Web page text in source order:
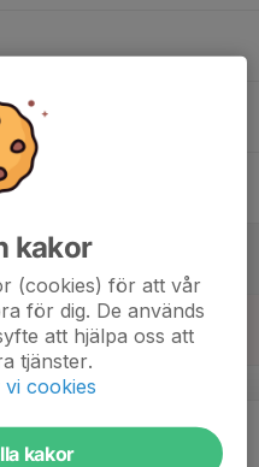
kakor
(cookies) för att vår
för dig. De används
att hjälpa oss att
tjänster.
cookies
kakor